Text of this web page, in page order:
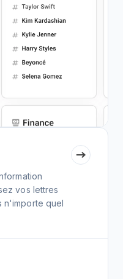
vos lettres
n'importe quel